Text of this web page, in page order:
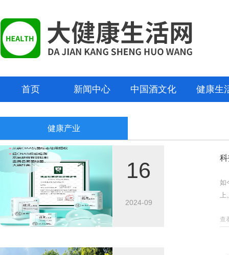
首页 新闻中心 中国酒文化 健康生
健康产业
16
2024-09
如
查